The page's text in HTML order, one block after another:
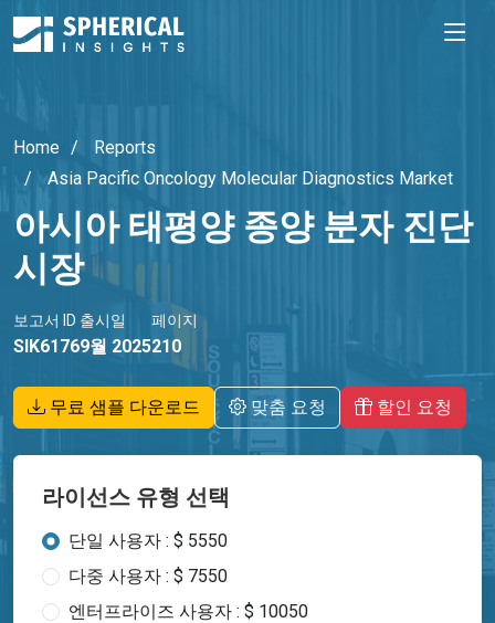
Home
Reports
Asia Pacific Oncology Molecular Diagnostics Market
아시아 태평양 종양 분자 진단
시장
보고서 ID
SIK6176
출시일
9월 2025
페이지
210
무료 샘플 다운로드 맞춤 요청 할인 요청
라이선스 유형 선택
단일 사용자 : $ 5550
다중 사용자 : $ 7550
엔터프라이즈 사용자 : $ 10050